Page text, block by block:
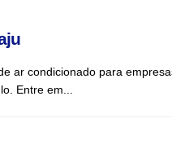
ar condicionado para
Entre em...